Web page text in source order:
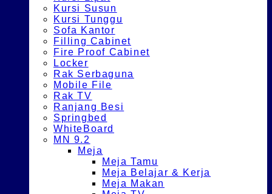
Kursi Susun
Kursi Tunggu
Sofa Kantor
Filling Cabinet
Fire Proof Cabinet
Locker
Rak Serbaguna
Mobile File
Rak TV
Ranjang Besi
Springbed
WhiteBoard
MN 9.2
Meja
Meja Tamu
Meja Belajar & Kerja
Meja Makan